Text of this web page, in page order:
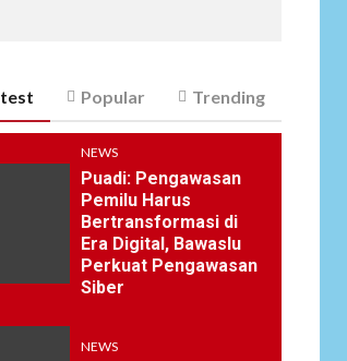
Popular Trending
NEWS
Puadi: Pengawasan
Pemilu Harus
Bertransformasi di
Era Digital, Bawaslu
Perkuat Pengawasan
Siber
NEWS